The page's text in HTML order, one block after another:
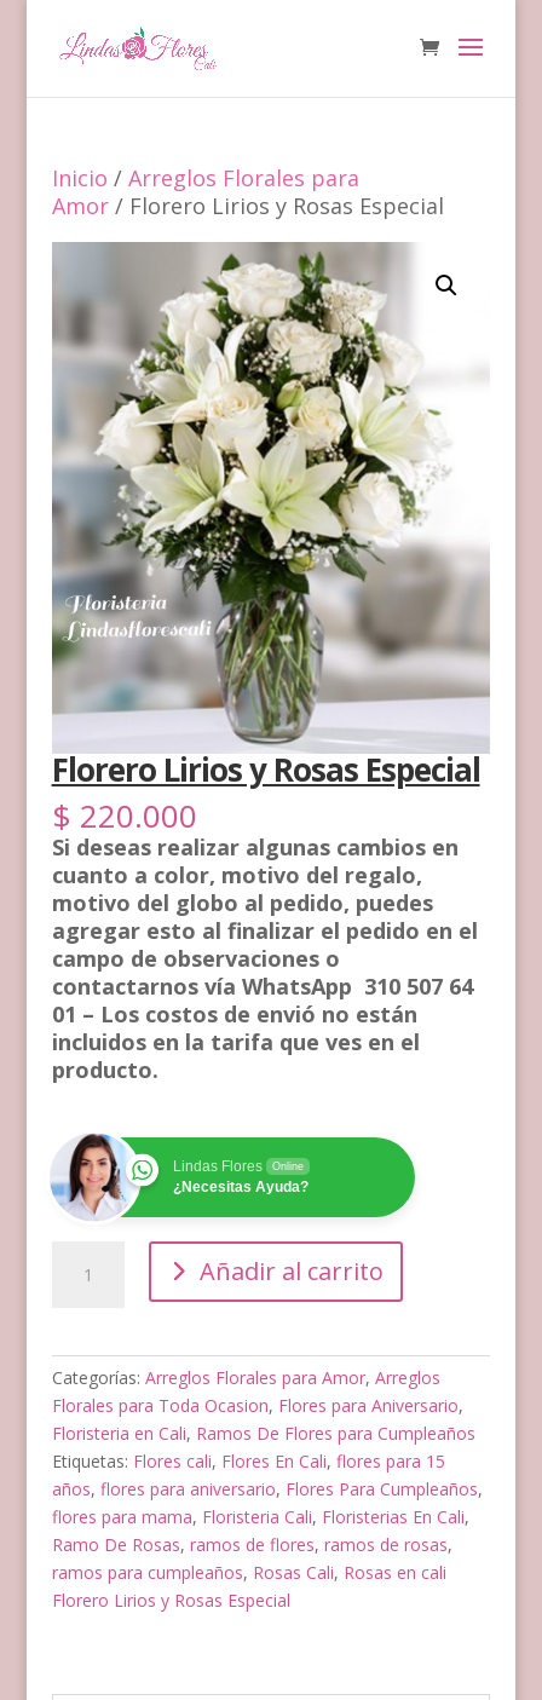
Inicio / Arreglos Florales para
Amor/ Florero Lirios y Rosas Especial
Florero Lirios y Rosas Especial
$ 220.000
Si deseas realizar algunas cambios en
cuanto a color, motivo del regalo,
motivo del globo al pedido, puedes
agregar esto al finalizar el pedido en el
campo de observaciones o
contactarnos vía WhatsApp 310 507 64
01 – Los costos de envió no están
incluidos en la tarifa que ves en el
producto.
Lindas Flores Online
¿Necesitas Ayuda?
Lirios
Especial
cantidad
Añadir al carrito
Categorías: Arreglos Florales para Amor, Arreglos
Florales para Toda Ocasion, Flores para Aniversario,
Floristeria en Cali, Ramos De Flores para Cumpleaños
Etiquetas: Flores cali, Flores En Cali, flores para 15
años, flores para aniversario, Flores Para Cumpleaños,
flores para mama, Floristeria Cali, Floristerias En Cali,
Ramo De Rosas, ramos de flores, ramos de rosas,
ramos para cumpleaños, Rosas Cali, Rosas en cali
Florero Lirios y Rosas Especial